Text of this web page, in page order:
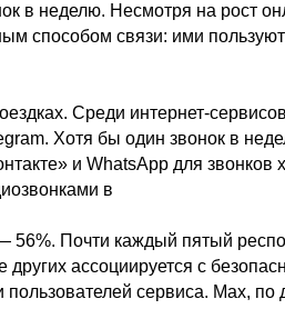
в неделю. Несмотря на рост
способом связи: ими
Среди интернет-
Хотя бы один звонок в
и WhatsApp для звонков
в
56%. Почти каждый пятый
ассоциируется с
сервиса. Max,